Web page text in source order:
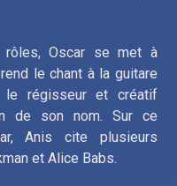
rôles, Oscar se met à
le chant à la guitare
le régisseur et créatif
de son nom. Sur ce
Anis cite plusieurs
et Alice Babs.